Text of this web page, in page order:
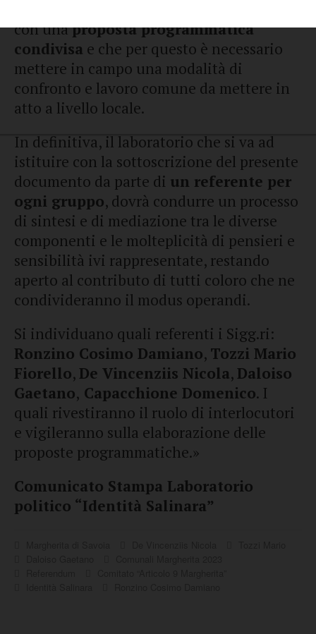
con unaproposta programmatica
condivisa e che per questo è necessario
mettere in campo una modalità di
confronto e lavoro comune da mettere in
atto a livello locale.
In definitiva, il laboratorio che si va ad
istituire con la sottoscrizione del presente
documento da parte di un referente per
ogni gruppo, dovrà condurre un processo
di sintesi e di mediazione tra le diverse
componenti e le molteplicità di pensieri e
sensibilità ivi rappresentate, restando
aperto al contributo di tutti coloro che ne
condivideranno il modus operandi.
Si individuano quali referenti i Sigg.ri:
Ronzino Cosimo Damiano, Tozzi Mario
Fiorello,De Vincenziis Nicola,Daloiso
Gaetano, Capacchione Domenico. I
quali rivestiranno il ruolo di interlocutori
e vigileranno sulla elaborazione delle
proposte programmatiche.»
Comunicato Stampa Laboratorio
politico “Identità Salinara”